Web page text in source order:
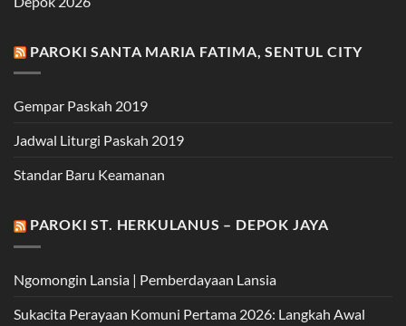
PAROKI SANTA MARIA FATIMA, SENTUL CITY
Gempar Paskah 2019
Jadwal Liturgi Paskah 2019
Standar Baru Keamanan
PAROKI ST. HERKULANUS – DEPOK JAYA
Ngomongin Lansia | Pemberdayaan Lansia
Sukacita Perayaan Komuni Pertama 2026: Langkah Awal